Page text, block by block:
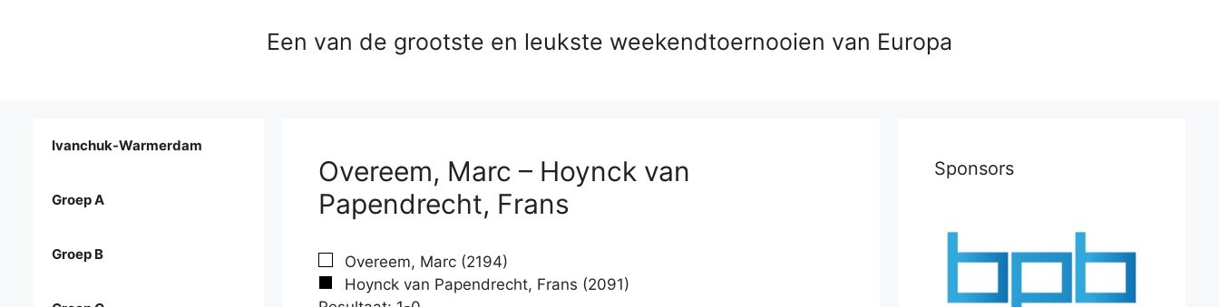
Een van de grootste en leukste weekendtoernooien van Europa
Overeem, Marc – Hoynck van
Papendrecht, Frans
Overeem, Marc (2194)
Hoynck van Papendrecht, Frans (2091)
Ivanchuk-Warmerdam
Groep A
Groep B
Sponsors